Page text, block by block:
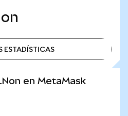
ESTADÍSTICAS
en MetaMask